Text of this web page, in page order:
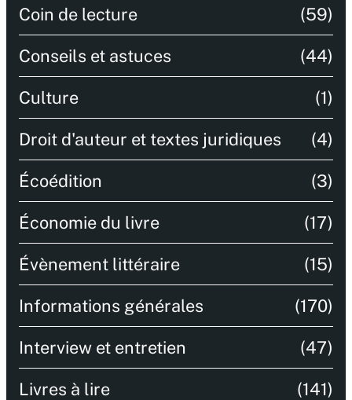
Coin de lecture (59)
Conseils et astuces (44)
Culture (1)
Droit d'auteur et textes juridiques (4)
Écoédition (3)
Économie du livre (17)
Évènement littéraire (15)
Informations générales (170)
Interview et entretien (47)
Livres à lire (141)